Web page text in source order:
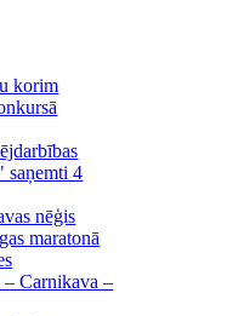
korim
saņemti 4
nēģis
maratonā
– Carnikava –